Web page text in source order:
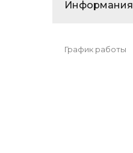
Информания
График работы